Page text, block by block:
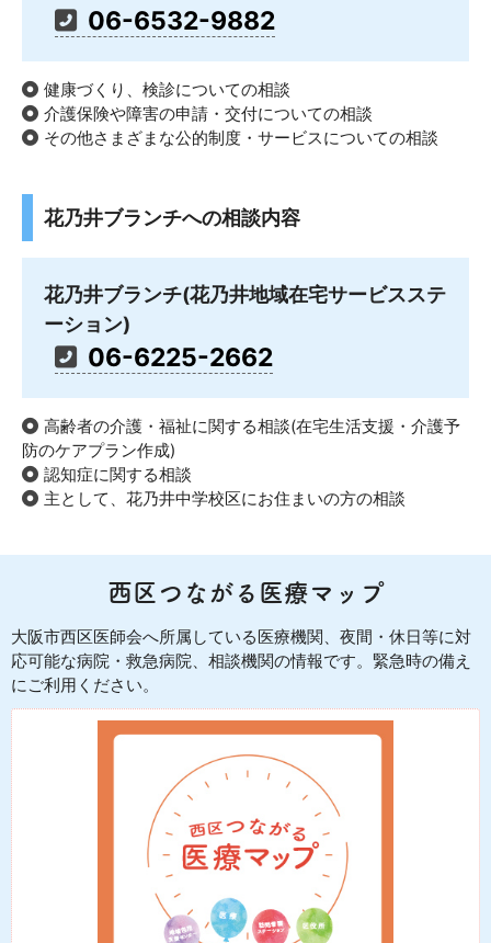
06-6532-9882
健康づくり、検診についての相談
介護保険や障害の申請・交付についての相談
その他さまざまな公的制度・サービスについての相談
花乃井ブランチへの相談内容
花乃井ブランチ(花乃井地域在宅サービスステ
ーション)
06-6225-2662
高齢者の介護・福祉に関する相談(在宅生活支援・介護予
防のケアプラン作成)
認知症に関する相談
主として、花乃井中学校区にお住まいの方の相談
西区つながる医療マップ
大阪市西区医師会へ所属している医療機関、夜間・休日等に対
応可能な病院・救急病院、相談機関の情報です。緊急時の備え
にご利用ください。